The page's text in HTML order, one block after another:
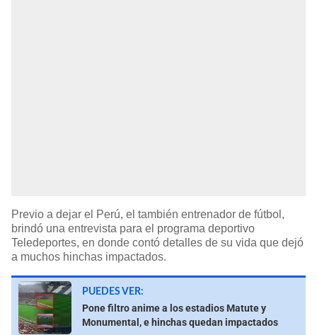
Previo a dejar el Perú, el también entrenador de fútbol,
brindó una entrevista para el programa deportivo
Teledeportes, en donde contó detalles de su vida que dejó
a muchos hinchas impactados.
PUEDES VER:
Pone filtro anime a los estadios Matute y
Monumental, e hinchas quedan impactados